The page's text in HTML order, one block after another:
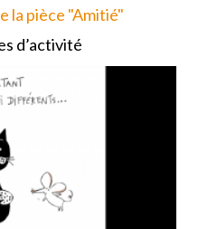
la pièce "Amitié"
d’activité